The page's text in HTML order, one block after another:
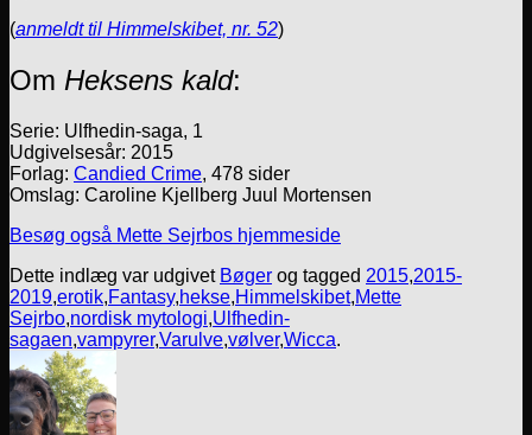
(anmeldt til Himmelskibet, nr. 52)
Om Heksens kald:
Serie: Ulfhedin-saga, 1
Udgivelsesår: 2015
Forlag: Candied Crime, 478 sider
Omslag: Caroline Kjellberg Juul Mortensen
Besøg også Mette Sejrbos hjemmeside
Dette indlæg var udgivet Bøger og tagged 2015,2015-
2019,erotik,Fantasy,hekse,Himmelskibet,Mette
Sejrbo,nordisk mytologi,Ulfhedin-
sagaen,vampyrer,Varulve,vølver,Wicca.